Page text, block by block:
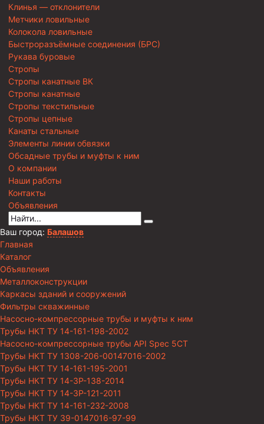
Клинья — отклонители
Метчики ловильные
Колокола ловильные
Быстроразъёмные соединения (БРС)
Рукава буровые
Стропы
Стропы канатные ВК
Стропы канатные
Стропы текстильные
Стропы цепные
Канаты стальные
Элементы линии обвязки
Обсадные трубы и муфты к ним
О компании
Наши работы
Контакты
Объявления
Ваш город: Балашов
Главная
Каталог
Объявления
Металлоконструкции
Каркасы зданий и сооружений
Фильтры скважинные
Насосно-компрессорные трубы и муфты к ним
Трубы НКТ ТУ 14-161-198-2002
Насосно-компрессорные трубы API Spec 5CT
Трубы НКТ ТУ 1308-206-00147016-2002
Трубы НКТ ТУ 14-161-195-2001
Трубы НКТ ТУ 14-3Р-138-2014
Трубы НКТ ТУ 14-3Р-121-2011
Трубы НКТ ТУ 14-161-232-2008
Трубы НКТ ТУ 39-0147016-97-99